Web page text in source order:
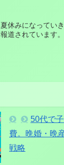
夏休みになってい
報道されています。
50代で
費。晩婚・晩
戦略